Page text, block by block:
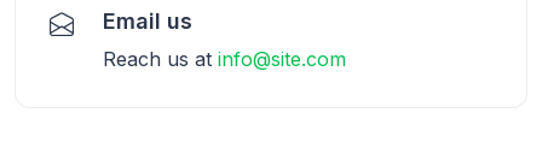
Email us
Reach us at info@site.com